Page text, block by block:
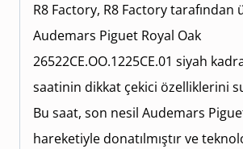
R8 Factory, R8 Factory tarafından
Audemars Piguet Royal Oak
26522CE.OO.1225CE.01 siyah
saatinin dikkat çekici özelliklerini
Bu saat, son nesil Audemars
hareketiyle donatılmıştır ve